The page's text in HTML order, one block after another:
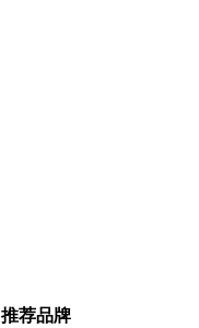
推荐品牌